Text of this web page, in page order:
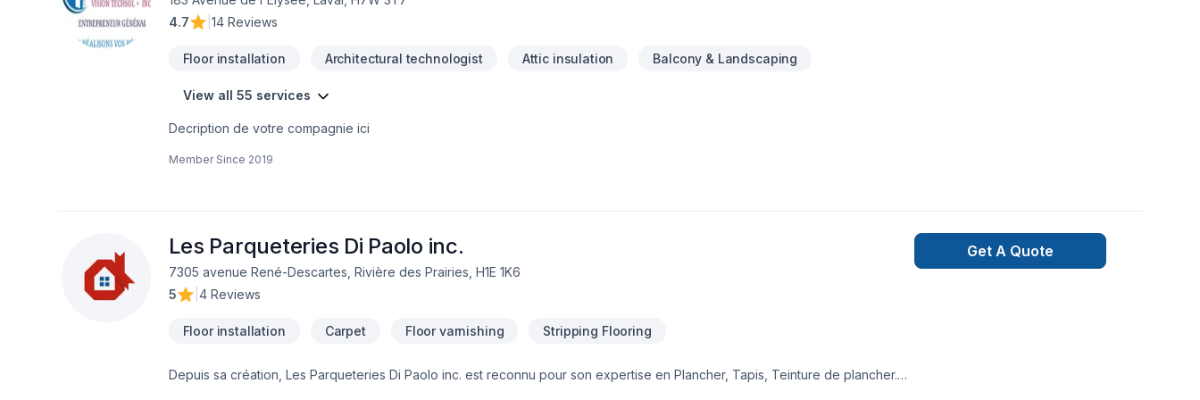
4.7
14 Reviews
Floor installation Architectural technologist Attic insulation Balcony & Landscaping
View all 55 services
Decription de votre compagnie ici
Member Since 2019
Les Parqueteries Di Paolo inc.
7305 avenue René-Descartes, Rivière des Prairies, H1E 1K6
5
4 Reviews
Floor installation Carpet Floor varnishing Stripping Flooring
Depuis sa création, Les Parqueteries Di Paolo inc. est reconnu pour son expertise en Plancher, Tapis, Teinture de plancher.
Get A Quote